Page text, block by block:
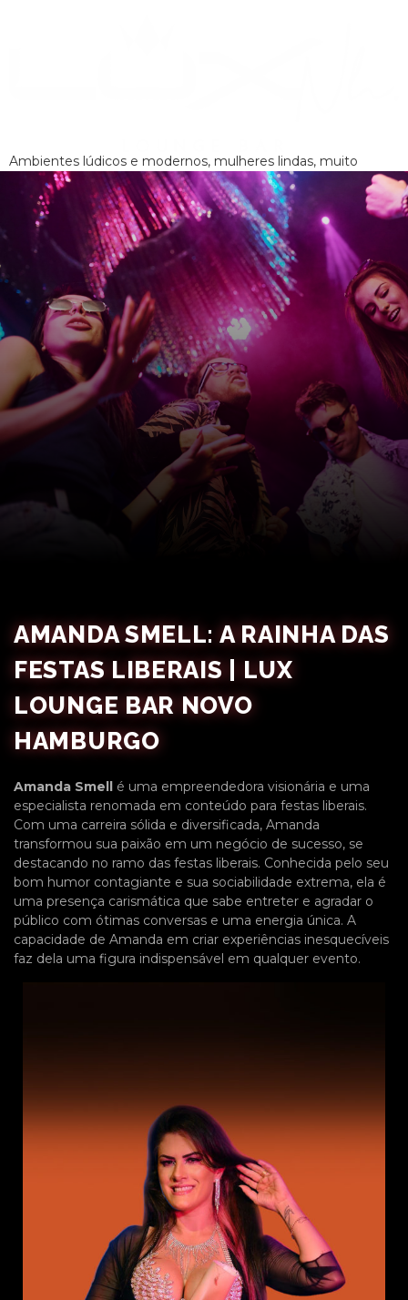
Ambientes lúdicos e modernos, mulheres lindas, muito
entretenimento e bons drinks,
AMANDA SMELL: A RAINHA DAS
FESTAS LIBERAIS | LUX
LOUNGE BAR NOVO
HAMBURGO
Amanda Smell é uma empreendedora visionária e uma
especialista renomada em conteúdo para festas liberais.
Com uma carreira sólida e diversificada, Amanda
transformou sua paixão em um negócio de sucesso, se
destacando no ramo das festas liberais. Conhecida pelo seu
bom humor contagiante e sua sociabilidade extrema, ela é
uma presença carismática que sabe entreter e agradar o
público com ótimas conversas e uma energia única. A
capacidade de Amanda em criar experiências inesquecíveis
faz dela uma figura indispensável em qualquer evento.